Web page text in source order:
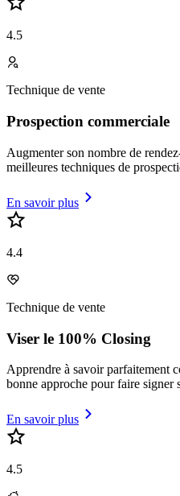
4.5
Technique de vente
Prospection commerciale
Augmenter son nombre de
meilleures techniques de
En savoir plus
4.4
Technique de vente
Viser le 100% Closing
Apprendre à savoir parfaitement
bonne approche pour faire signer
En savoir plus
4.5